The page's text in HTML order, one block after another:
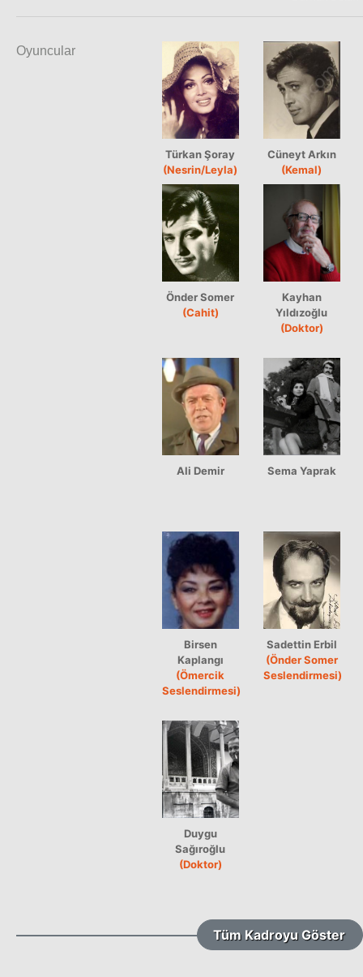
Oyuncular
Türkan Şoray
(Nesrin/Leyla)
Cüneyt Arkın
(Kemal)
Önder Somer
(Cahit)
Kayhan
Yıldızoğlu
(Doktor)
Ali Demir Sema Yaprak
Birsen
Kaplangı
(Ömercik
Seslendirmesi)
Sadettin Erbil
(Önder Somer
Seslendirmesi)
Duygu
Sağıroğlu
(Doktor)
Tüm Kadroyu Göster